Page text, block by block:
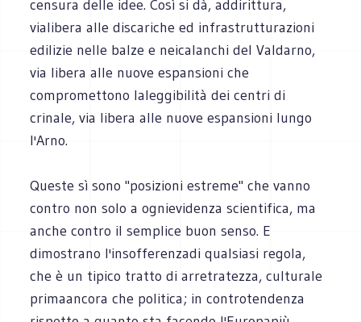
censura delle idee. Così si dà, addirittura,
vialibera alle discariche ed infrastrutturazioni
edilizie nelle balze e neicalanchi del Valdarno,
via libera alle nuove espansioni che
compromettono laleggibilità dei centri di
crinale, via libera alle nuove espansioni lungo
l'Arno.
Queste sì sono "posizioni estreme" che vanno
contro non solo a ognievidenza scientifica, ma
anche contro il semplice buon senso. E
dimostrano l'insofferenzadi qualsiasi regola,
che è un tipico tratto di arretratezza, culturale
primaancora che politica; in controtendenza